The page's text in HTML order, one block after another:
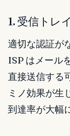
1. 受信トレ
適切な認証が
ISP はメール
直接送信する
ミノ効果が生
到達率が大幅